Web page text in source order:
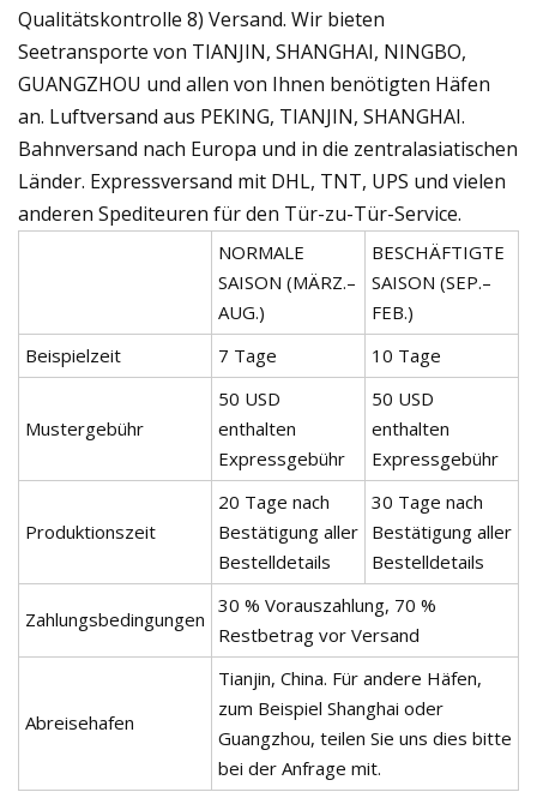
Qualitätskontrolle 8) Versand. Wir bieten
Seetransporte von TIANJIN, SHANGHAI, NINGBO,
GUANGZHOU und allen von Ihnen benötigten Häfen
an. Luftversand aus PEKING, TIANJIN, SHANGHAI.
Bahnversand nach Europa und in die zentralasiatischen
Länder. Expressversand mit DHL, TNT, UPS und vielen
anderen Spediteuren für den Tür-zu-Tür-Service.
NORMALE
SAISON (MÄRZ.–
AUG.)
BESCHÄFTIGTE
SAISON (SEP.–
FEB.)
Beispielzeit
7 Tage 10 Tage
Mustergebühr
50 USD
enthalten
Expressgebühr
50 USD
enthalten
Expressgebühr
Produktionszeit
20 Tage nach
Bestätigung aller
Bestelldetails
30 Tage nach
Bestätigung aller
Bestelldetails
Zahlungsbedingungen
30 % Vorauszahlung, 70 %
Restbetrag vor Versand
Abreisehafen
Tianjin, China. Für andere Häfen,
zum Beispiel Shanghai oder
Guangzhou, teilen Sie uns dies bitte
bei der Anfrage mit.